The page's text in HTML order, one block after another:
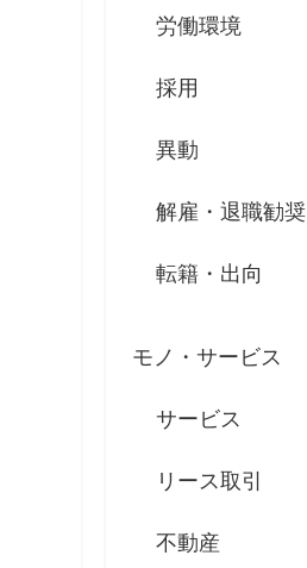
労働環境
採用
異動
解雇・退職勧奨
転籍・出向
モノ・サービス
サービス
リース取引
不動産